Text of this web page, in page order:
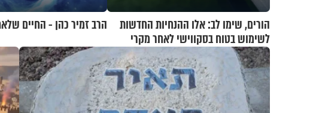
הורים, שימו לב: אלו ההנחיות החדשות
לשימוש בטוח בסקווישי לאחר מקרי
אשפוז
הרב זמיר כהן - החיים